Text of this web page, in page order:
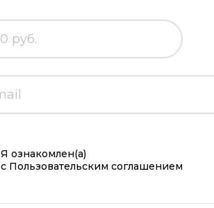
Я ознакомлен(а)
с Пользовательским соглашением